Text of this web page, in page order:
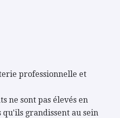
professionnelle et
ne sont pas élevés en
qu'ils grandissent au sein